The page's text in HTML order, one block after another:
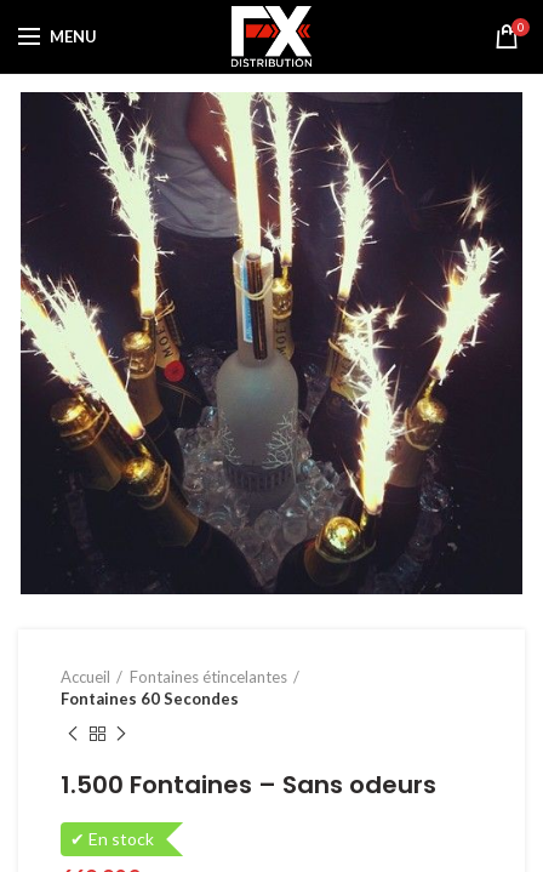
MENU 0
Accueil
Fontaines étincelantes
Fontaines 60 Secondes
1.500 Fontaines – Sans odeurs
✔ En stock